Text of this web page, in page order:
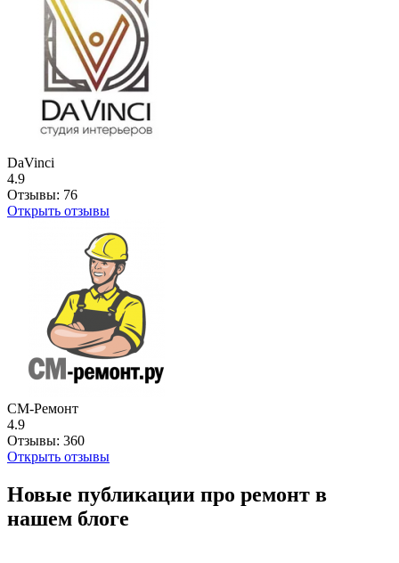
DaVinci
4.9
Отзывы: 76
Открыть отзывы
СМ-Ремонт
4.9
Отзывы: 360
Открыть отзывы
Новые публикации про ремонт в
нашем блоге